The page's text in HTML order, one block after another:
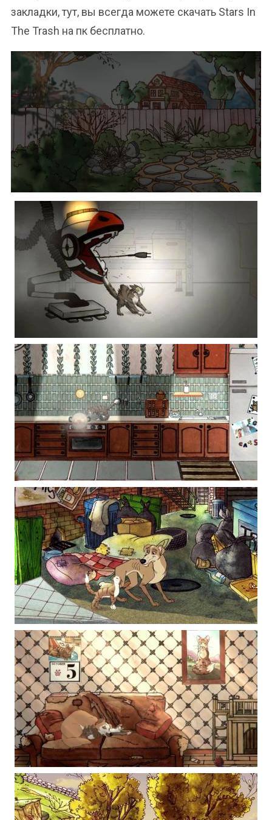
закладки, тут, вы всегда можете скачать Stars In
The Trash на пк бесплатно.